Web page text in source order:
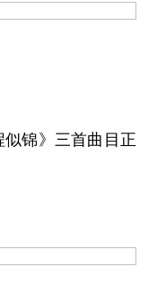
锦》三首曲目正